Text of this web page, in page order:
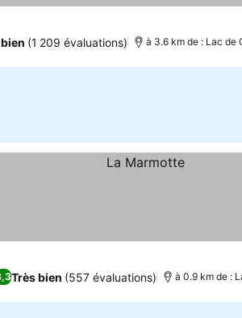
(1 209 évaluations) à 3.6 km de : Lac de
Très bien (557 évaluations) à 0.9 km de :